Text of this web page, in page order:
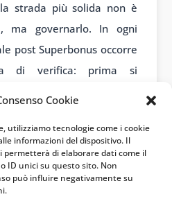
Cookie
utilizziamo tecnologie come i cookie
informazioni del dispositivo. Il
permetterà di elaborare dati come il
ID unici su questo sito. Non
può influire negativamente su
strada più solida non è
ma governarlo. In ogni
post Superbonus occorre
di verifica: prima si
se vi sia spazio per una
solo condominiali, la